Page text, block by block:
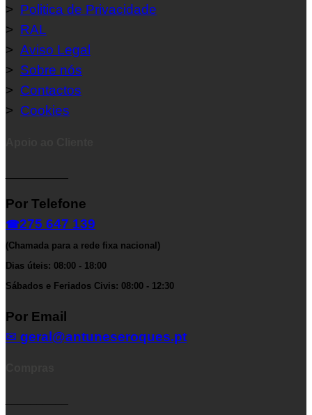
> Politica de Privacidade
> RAL
> Aviso Legal
> Sobre nós
> Contactos
> Cookies
Por Telefone
☎275 647 139
(Chamada para a rede fixa nacional)
Dias úteis: 08:00 - 18:00
Sábados e Feriados Civis: 08:00 - 12:30
Por Email
✉ geral@antuneseroques.pt